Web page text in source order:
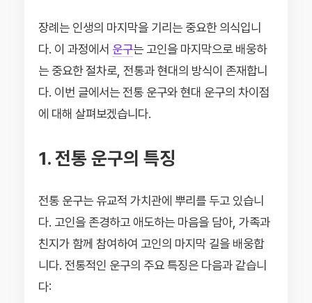
장례는 인생의 마지막을 기리는 중요한 의식입니
다. 이 과정에서 운구는 고인을 마지막으로 배웅하
는 중요한 절차로, 전통과 현대의 방식이 존재합니
다. 이번 글에서는 전통 운구와 현대 운구의 차이점
에 대해 살펴보겠습니다.
1. 전통 운구의 특징
전통 운구는 유교적 가치관에 뿌리를 두고 있습니
다. 고인을 존경하고 애도하는 마음을 담아, 가족과
친지가 함께 참여하여 고인의 마지막 길을 배웅합
니다. 전통적인 운구의 주요 특징은 다음과 같습니
다: